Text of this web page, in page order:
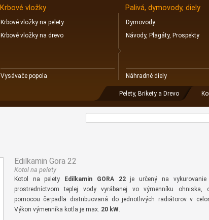
Krbové vložky
Krbové vložky na pelety
Krbové vložky na drevo
Vysávače popola
Palivá, dymovody, diely
Dymovody
Náhradné diely
Pelety, Brikety a Drevo
Návody, Plagáty, Prospekty
Edilkamin Gora 22
Kotol na pelety
Kotol na pelety Edilkamin GORA 22je určený na vykurovanie
prostredníctvom teplej vody vyrábanej vo výmenníku ohniska,
pomocou čerpadla distribuovaná do jednotlivých radiátorov v
Výkon výmenníka kotla je max. 20 kW.